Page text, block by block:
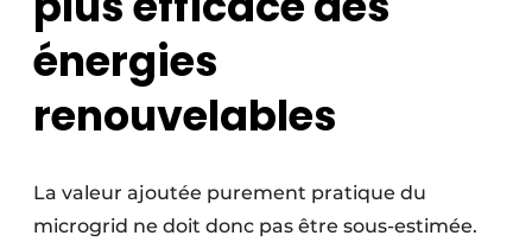
énergies
renouvelables
La valeur ajoutée purement pratique du
microgrid ne doit donc pas être sous-estimée.